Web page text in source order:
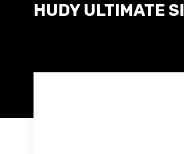
HUDY ULTIMATE